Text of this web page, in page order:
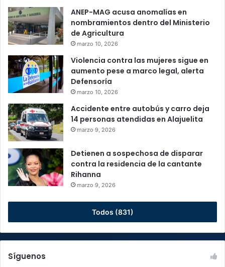
ANEP-MAG acusa anomalías en
nombramientos dentro del Ministerio
de Agricultura
marzo 10, 2026
Violencia contra las mujeres sigue en
aumento pese a marco legal, alerta
Defensoría
marzo 10, 2026
Accidente entre autobús y carro deja
14 personas atendidas en Alajuelita
marzo 9, 2026
Detienen a sospechosa de disparar
contra la residencia de la cantante
Rihanna
marzo 9, 2026
Todos (831)
Síguenos